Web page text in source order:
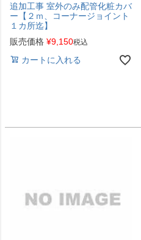
追加工事 室外のみ配管化粧カバ
ー【２ｍ、コーナージョイント
１カ所迄】
販売価格 ¥9,150税込
カートに入れる